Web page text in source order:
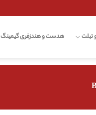
تبلت هدست و هندزفری گیمینگ